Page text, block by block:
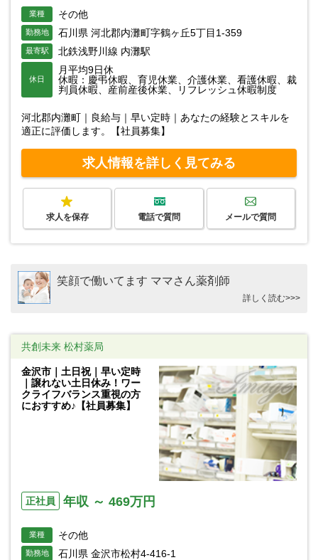
業種 その他
勤務地 石川県 河北郡内灘町字鶴ヶ丘5丁目1-359
最寄駅 北鉄浅野川線 内灘駅
休日
月平均9日休
休暇：慶弔休暇、育児休業、介護休業、看護休暇、裁
判員休暇、産前産後休業、リフレッシュ休暇制度
河北郡内灘町｜良給与｜早い定時｜あなたの経験とスキルを
適正に評価します。【社員募集】
求人情報を詳しく見てみる
求人を保存 電話で質問 メールで質問
笑顔で働いてます ママさん薬剤師
詳しく読む>>>
共創未来 松村薬局
金沢市｜土日祝｜早い定時
｜譲れない土日休み！ワー
クライフバランス重視の方
におすすめ♪【社員募集】
正社員 年収 ～ 469万円
業種 その他
勤務地 石川県 金沢市松村4-416-1